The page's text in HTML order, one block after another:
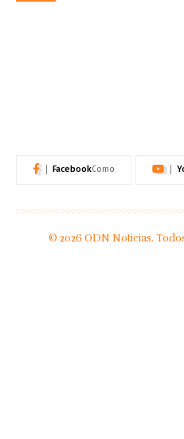
FacebookComo
© 2026 ODN Noticias.